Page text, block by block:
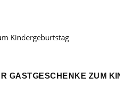
GASTGESCHENKE ZUM